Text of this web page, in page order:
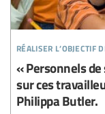
réaliser l’objectif
« Personnels
sur ces
Philippa Butler.